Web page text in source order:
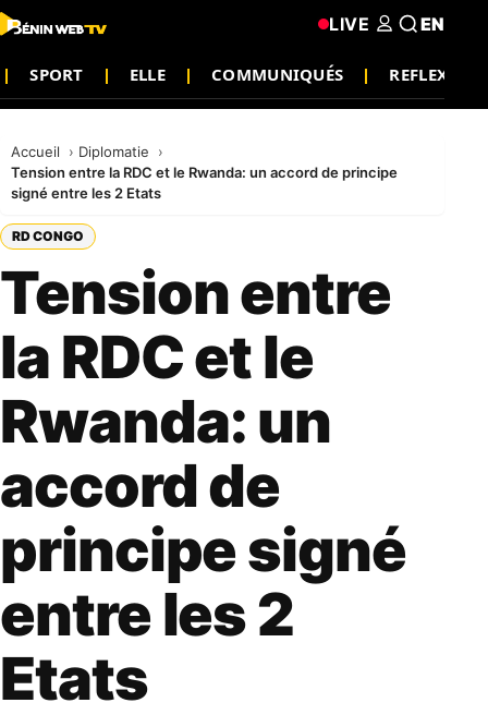
SPORT ELLE COMMUNIQUÉS REFLEXION
LIVE EN
Accueil
Diplomatie
Tension entre la RDC et le Rwanda: un accord de principe
signé entre les 2 Etats
RD CONGO
Tension entre
la RDC et le
Rwanda: un
accord de
principe signé
entre les 2
Etats